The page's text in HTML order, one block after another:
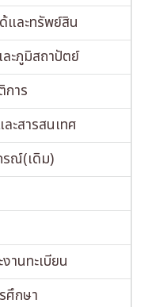
และทรัพย์สิน
ะภูมิสถาปัตย์
การ
ะสารสนเทศ
รณ์(เดิม)
านทะเบียน
ศึกษา